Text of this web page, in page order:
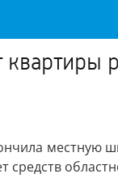
местную
средств